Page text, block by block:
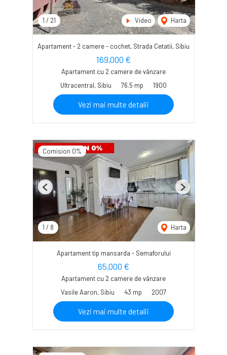
1 / 21 Video Harta
Apartament - 2 camere - cochet, Strada Cetatii, Sibiu
169,000 €
Apartament cu 2 camere de vânzare
Ultracentral, Sibiu
76.5 mp 1900
Vezi mai multe detalii
Comision 0%
1 / 8 Harta
Previous Next
Apartament tip mansarda - Semaforului
65,000 €
Apartament cu 2 camere de vânzare
Vasile Aaron, Sibiu
43 mp 2007
Vezi mai multe detalii